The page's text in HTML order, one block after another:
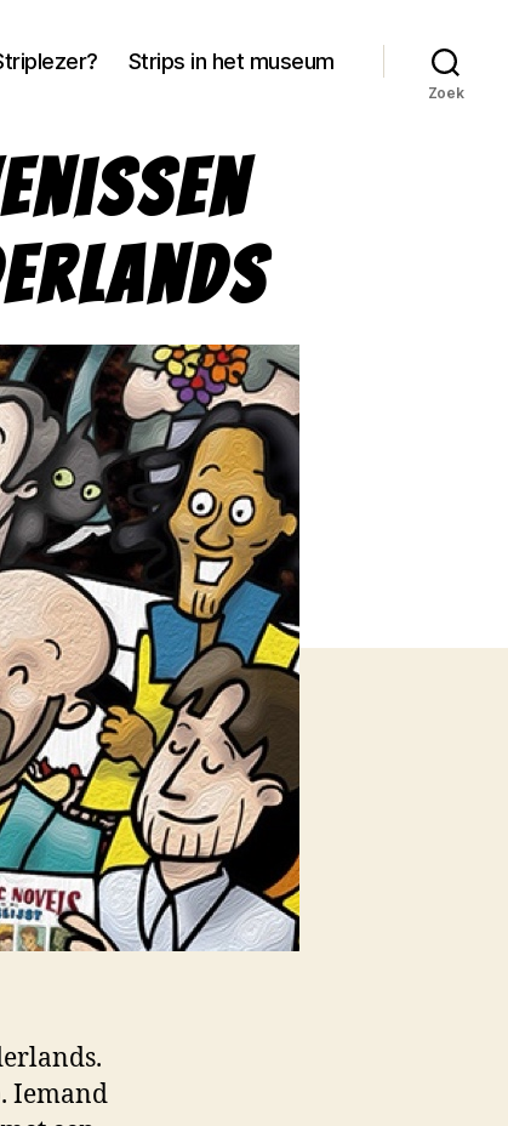
Strips in het museum
Zoek
Iemand